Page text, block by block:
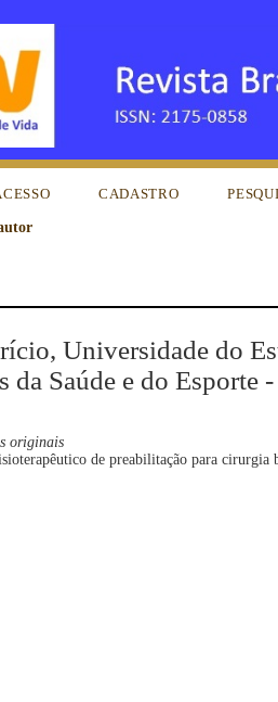
CADASTRO
Universidade do
da Saúde e do
originais
de preabilitação para